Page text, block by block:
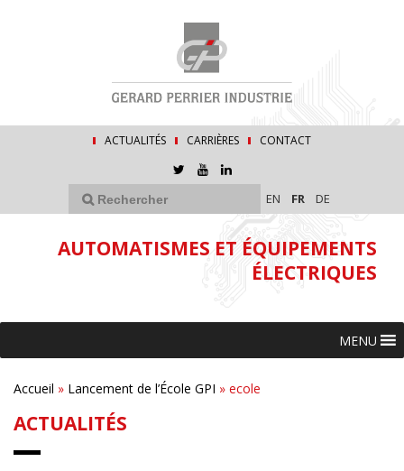
ACTUALITÉS CARRIÈRES CONTACT
EN FR DE
AUTOMATISMES ET ÉQUIPEMENTS
ÉLECTRIQUES
MENU
Accueil » Lancement de l’École GPI » ecole
ACTUALITÉS